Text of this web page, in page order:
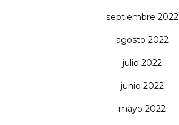
septiembre 2022
agosto 2022
julio 2022
junio 2022
mayo 2022